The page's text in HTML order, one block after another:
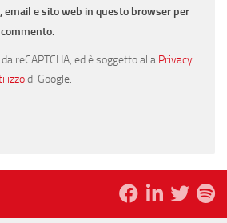
email e sito web in questo browser per
reCAPTCHA, ed è soggetto alla Privacy
di Google.